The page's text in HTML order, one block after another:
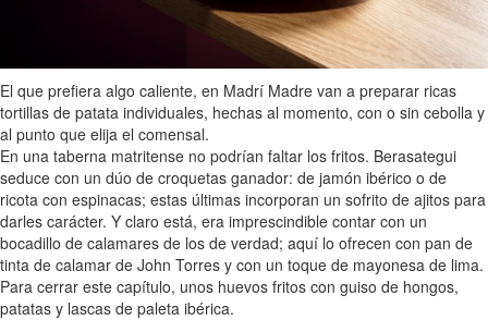
El que prefiera algo caliente, en Madrí Madre van a preparar ricas
tortillas de patata individuales, hechas al momento, con o sin cebolla y
al punto que elija el comensal.
En una taberna matritense no podrían faltar los fritos. Berasategui
seduce con un dúo de croquetas ganador: de jamón ibérico o de
ricota con espinacas; estas últimas incorporan un sofrito de ajitos para
darles carácter. Y claro está, era imprescindible contar con un
bocadillo de calamares de los de verdad; aquí lo ofrecen con pan de
tinta de calamar de John Torres y con un toque de mayonesa de lima.
Para cerrar este capítulo, unos huevos fritos con guiso de hongos,
patatas y lascas de paleta ibérica.